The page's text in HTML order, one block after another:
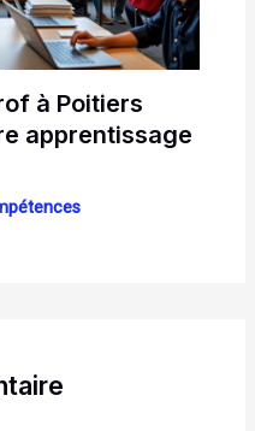
à Poitiers
apprentissage